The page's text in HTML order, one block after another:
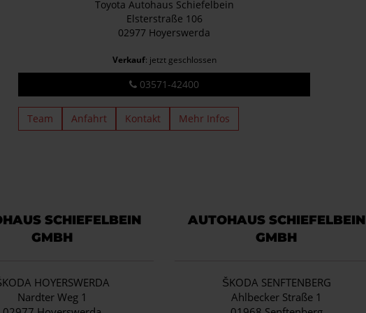
Toyota Autohaus Schiefelbein
Elsterstraße 106
02977 Hoyerswerda
Verkauf: jetzt geschlossen
03571-42400
Team Anfahrt Kontakt Mehr Infos
SCHIEFELBEIN
GMBH
HOYERSWERDA
Nardter Weg 1
AUTOHAUS SCHIEFELBEIN
GMBH
ŠKODA SENFTENBERG
Ahlbecker Straße 1